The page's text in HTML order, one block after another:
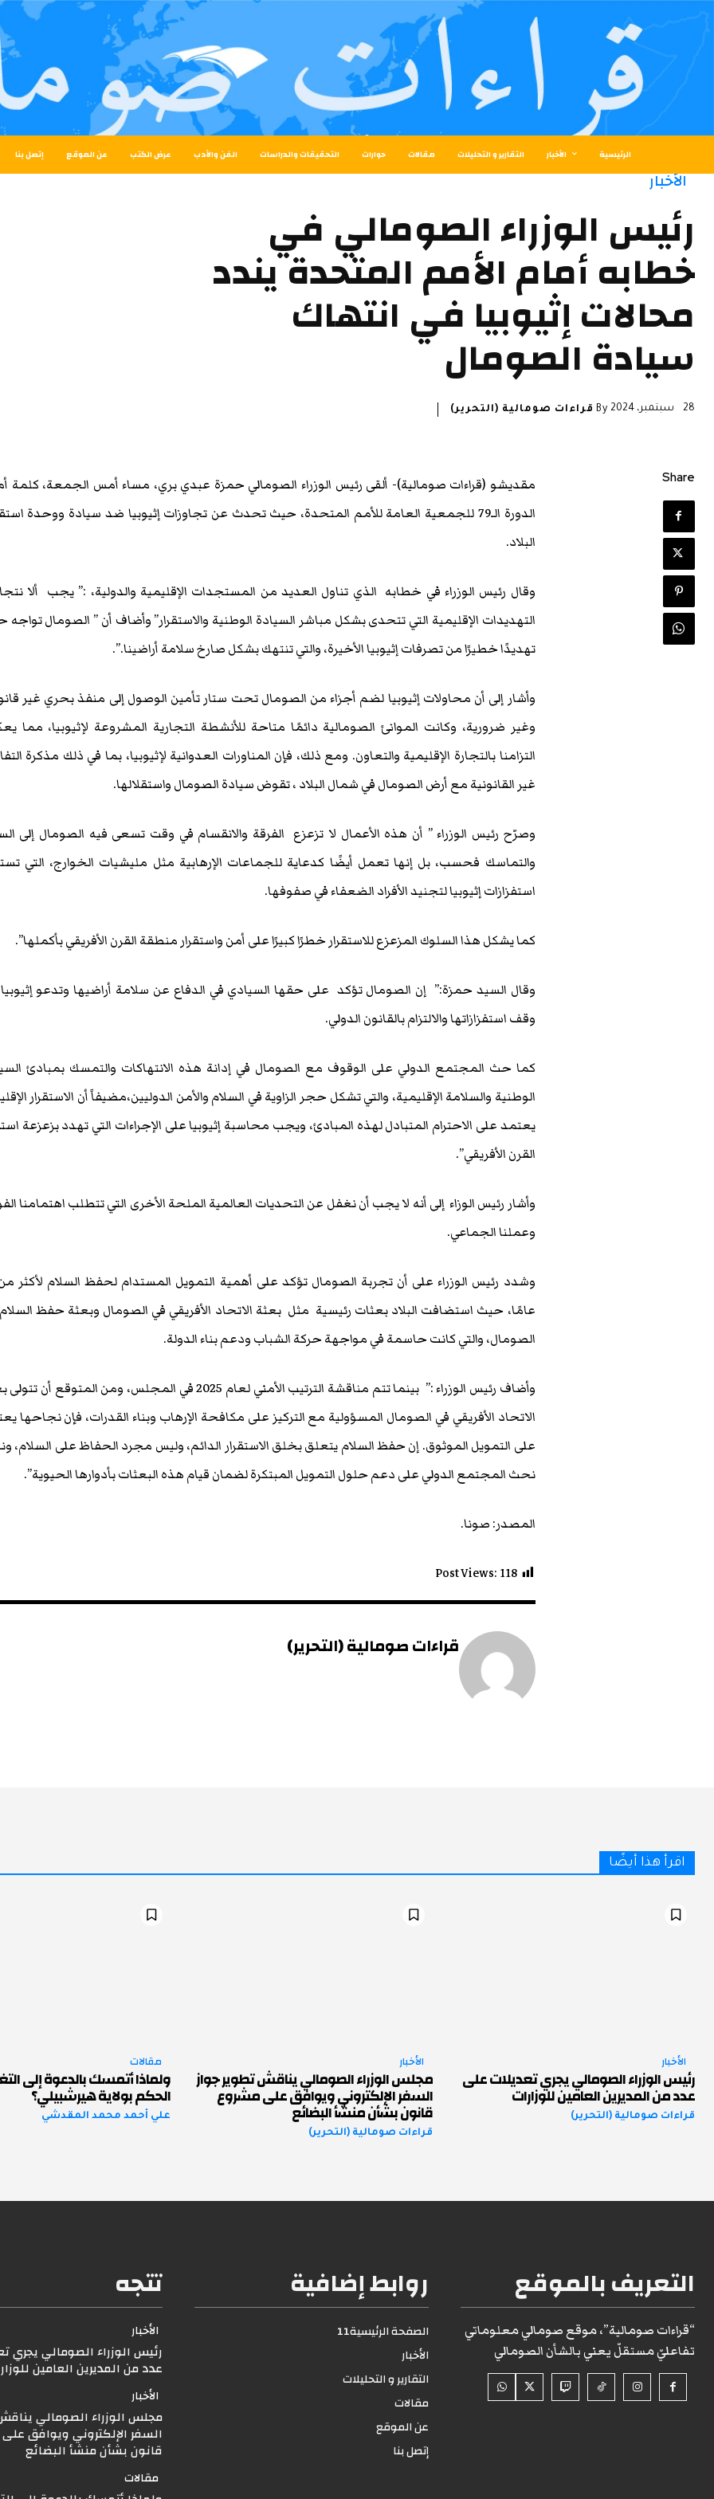
الرئيسية الأخبار التقارير و التحليلات مقالات حوارات التحقيقات والدراسات الفن والأدب عرض الكتب عن الموقع إتصل بنا
الأخبار
رئيس الوزراء الصومالي في
خطابه أمام الأمم المتحدة يندد
محالات إثيوبيا في انتهاك
سيادة الصومال
28 سبتمبر، 2024 By قراءات صومالية (التحرير)
مقديشو (قراءات صومالية)- ألقى رئيس الوزراء الصومالي حمزة عبدي بري، مساء أمس الجمعة، كلمة
الدورة الـ79 للجمعية العامة للأمم المتحدة، حيث تحدث عن تجاوزات إثيوبيا ضد سيادة ووحدة
البلاد.
وقال رئيس الوزراء في خطابه الذي تناول العديد من المستجدات الإقليمية والدولية، :” يجب ألا
التهديدات الإقليمية التي تتحدى بشكل مباشر السيادة الوطنية والاستقرار” وأضاف أن ” الصومال تواجه
تهديدًا خطيرًا من تصرفات إثيوبيا الأخيرة، والتي تنتهك بشكل صارخ سلامة أراضينا.”.
وأشار إلى أن محاولات إثيوبيا لضم أجزاء من الصومال تحت ستار تأمين الوصول إلى منفذ بحري غير
وغير ضرورية، وكانت الموانئ الصومالية دائمًا متاحة للأنشطة التجارية المشروعة لإثيوبيا، مما
التزامنا بالتجارة الإقليمية والتعاون. ومع ذلك، فإن المناورات العدوانية لإثيوبيا، بما في ذلك مذكرة
غير القانونية مع أرض الصومال في شمال البلاد ، تقوض سيادة الصومال واستقلالها.
وصرّح رئيس الوزراء ” أن هذه الأعمال لا تزعزع الفرقة والانقسام في وقت تسعى فيه الصومال إلى
والتماسك فحسب، بل إنها تعمل أيضًا كدعاية للجماعات الإرهابية مثل مليشيات الخوارج، التي
استفزازات إثيوبيا لتجنيد الأفراد الضعفاء في صفوفها.
كما يشكل هذا السلوك المزعزع للاستقرار خطرًا كبيرًا على أمن واستقرار منطقة القرن الأفريقي بأكملها”.
وقال السيد حمزة:” إن الصومال تؤكد على حقها السيادي في الدفاع عن سلامة أراضيها وتدعو إثيوبيا
وقف استفزازاتها والالتزام بالقانون الدولي.
كما حث المجتمع الدولي على الوقوف مع الصومال في إدانة هذه الانتهاكات والتمسك بمبادئ
الوطنية والسلامة الإقليمية، والتي تشكل حجر الزاوية في السلام والأمن الدوليين،مضيفاً أن الاستقرار
يعتمد على الاحترام المتبادل لهذه المبادئ، ويجب محاسبة إثيوبيا على الإجراءات التي تهدد بزعزعة
القرن الأفريقي”.
وأشار رئيس الوزاء إلى أنه لا يجب أن نغفل عن التحديات العالمية الملحة الأخرى التي تتطلب اهتمامنا
وعملنا الجماعي.
عامًا، حيث استضافت البلاد بعثات رئيسية مثل بعثة الاتحاد الأفريقي في الصومال وبعثة حفظ
الصومال، والتي كانت حاسمة في مواجهة حركة الشباب ودعم بناء الدولة.
وأضاف رئيس الوزراء :” بينما تتم مناقشة الترتيب الأمني ​​لعام 2025 في المجلس، ومن المتوقع أن
الاتحاد الأفريقي في الصومال المسؤولية مع التركيز على مكافحة الإرهاب وبناء القدرات، فإن نجاحها
على التمويل الموثوق. إن حفظ السلام يتعلق بخلق الاستقرار الدائم، وليس مجرد الحفاظ على السلام،
نحث المجتمع الدولي على دعم حلول التمويل المبتكرة لضمان قيام هذه البعثات بأدوارها الحيوية”.
المصدر: صونا.
Post Views: 118
قراءات صومالية (التحرير)
Share
اقرأ هذا أيضًا
الأخبار
رئيس الوزراء الصومالي يجري تعديلات على
عدد من المديرين العامين للوزارات
قراءات صومالية (التحرير)
الأخبار
مجلس الوزراء الصومالي يناقش تطوير جواز
السفر الإلكتروني ويوافق على مشروع
قانون بشأن منشأ البضائع
قراءات صومالية (التحرير)
مقالات
ولماذا أتمسك بالدعوة إلى
الحكم بولاية هيرشبيلي؟
علي أحمد محمد المقدشي
تتجه
الأخبار
رئيس الوزراء الصومالي يجري
عدد من المديرين العامين
الأخبار
مجلس الوزراء الصومالي
السفر الإلكتروني ويوافق
قانون بشأن منشأ البضائع
مقالات
روابط إضافية
الصفحة الرئيسية11
الأخبار
التقارير و التحليلات
مقالات
عن الموقع
إتصل بنا
التعريف بالموقع
“قراءات صومالية”، موقع صومالي معلوماتي
تفاعليّ مستقلّ يعني بالشأن الصومالي